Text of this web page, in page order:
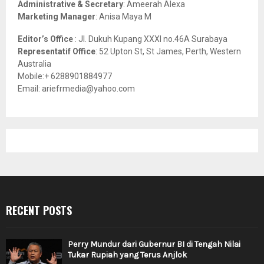
Administrative & Secretary: Ameerah Alexa
Marketing Manager: Anisa Maya M
Editor’s Office : Jl. Dukuh Kupang XXXI no.46A Surabaya
Representatif Office: 52 Upton St, St James, Perth, Western
Australia
Mobile:+ 6288901884977
Email: ariefrmedia@yahoo.com
RECENT POSTS
Perry Mundur dari Gubernur BI di Tengah Nilai
Tukar Rupiah yang Terus Anjlok